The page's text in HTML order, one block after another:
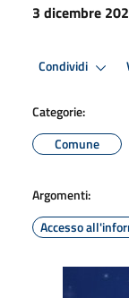
3 dicembre
Condividi
Categorie:
Comune
Argomenti:
Accesso